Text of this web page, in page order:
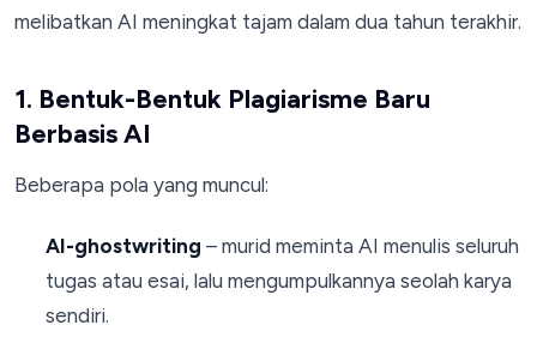
melibatkan AI meningkat tajam dalam dua tahun terakhir.
1. Bentuk-Bentuk Plagiarisme Baru
Berbasis AI
Beberapa pola yang muncul:
AI-ghostwriting – murid meminta AI menulis seluruh
tugas atau esai, lalu mengumpulkannya seolah karya
sendiri.